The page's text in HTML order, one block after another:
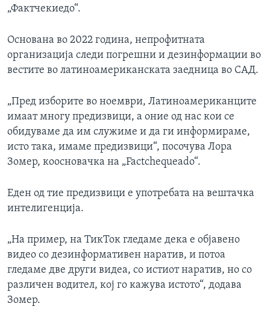
„Фактчекиедо“.
Основана во 2022 година, непрофитната
организација следи погрешни и дезинформации во
вестите во латиноамериканската заедница во САД.
„Пред изборите во ноември, Латиноамериканците
имаат многу предизвици, а оние од нас кои се
обидуваме да им служиме и да ги информираме,
исто така, имаме предизвици“, посочува Лора
Зомер, коосновачка на „Factchequeado“.
Еден од тие предизвици е употребата на вештачка
интелигенција.
„На пример, на ТикТок гледаме дека е објавено
видео со дезинформативен наратив, и потоа
гледаме две други видеа, со истиот наратив, но со
различен водител, кој го кажува истото“, додава
Зомер.